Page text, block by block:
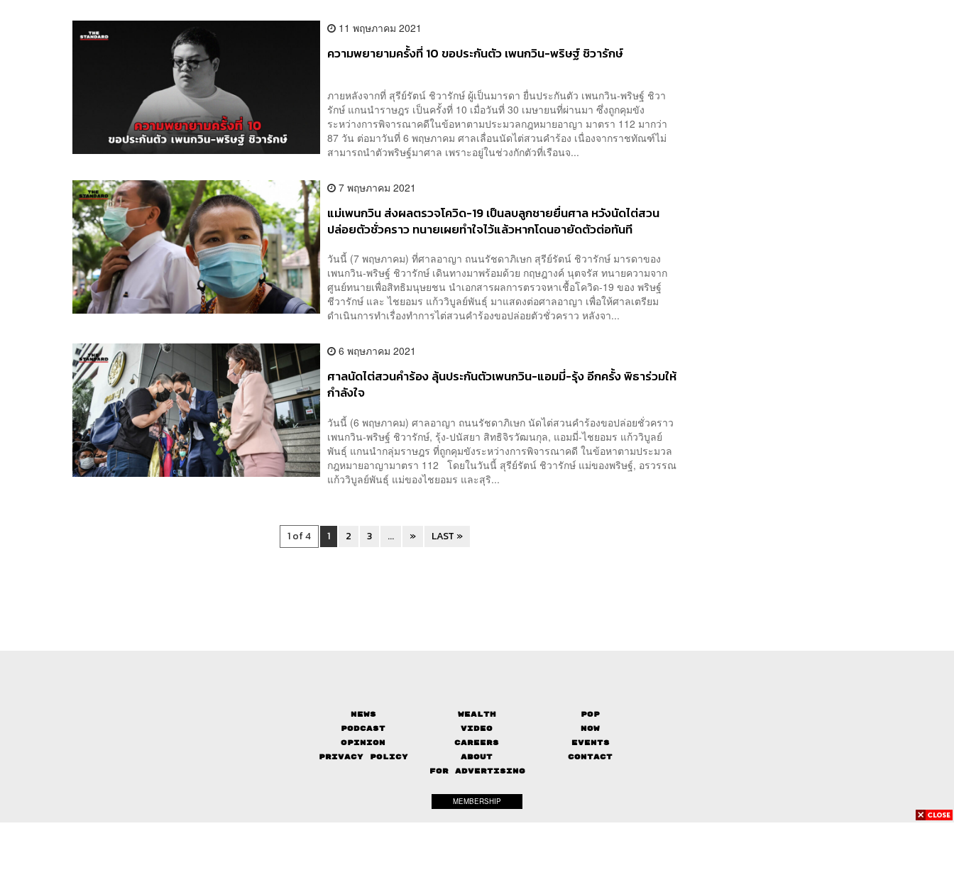
11 พฤษภาคม 2021
ความพยายามครั้งที่ 10 ขอประกันตัว เพนกวิน-พริษฐ์ ชิวารักษ์
ภายหลังจากที่ สุรีย์รัตน์ ชิวารักษ์ ผู้เป็นมารดา ยื่นประกันตัว เพนกวิน-พริษฐ์ ชิวา
รักษ์ แกนนำราษฎร เป็นครั้งที่ 10 เมื่อวันที่ 30 เมษายนที่ผ่านมา ซึ่งถูกคุมขัง
ระหว่างการพิจารณาคดีในข้อหาตามประมวลกฎหมายอาญา มาตรา 112 มากว่า
87 วัน ต่อมาวันที่ 6 พฤษภาคม ศาลเลื่อนนัดไต่สวนคำร้อง เนื่องจากราชทัณฑ์ไม่
สามารถนำตัวพริษฐ์มาศาล เพราะอยู่ในช่วงกักตัวที่เรือนจ...
7 พฤษภาคม 2021
แม่เพนกวิน ส่งผลตรวจโควิด-19 เป็นลบลูกชายยื่นศาล หวังนัดไต่สวน
ปล่อยตัวชั่วคราว ทนายเผยทำใจไว้แล้วหากโดนอายัดตัวต่อทันที
วันนี้ (7 พฤษภาคม) ที่ศาลอาญา ถนนรัชดาภิเษก สุรีย์รัตน์ ชิวารักษ์ มารดาของ
เพนกวิน-พริษฐ์ ชิวารักษ์ เดินทางมาพร้อมด้วย กฤษฎางค์ นุตจรัส ทนายความจาก
ศูนย์ทนายเพื่อสิทธิมนุษยชน นำเอกสารผลการตรวจหาเชื้อโควิด-19 ของ พริษฐ์
ชีวารักษ์ และ ไชยอมร แก้ววิบูลย์พันธ์ุ มาแสดงต่อศาลอาญา เพื่อให้ศาลเตรียม
ดำเนินการทำเรื่องทำการไต่สวนคำร้องขอปล่อยตัวชั่วคราว หลังจา...
6 พฤษภาคม 2021
ศาลนัดไต่สวนคำร้อง ลุ้นประกันตัวเพนกวิน-แอมมี่-รุ้ง อีกครั้ง พิธาร่วมให้
กำลังใจ
วันนี้ (6 พฤษภาคม) ศาลอาญา ถนนรัชดาภิเษก นัดไต่สวนคำร้องขอปล่อยชั่วคราว
เพนกวิน-พริษฐ์ ชิวารักษ์, รุ้ง-ปนัสยา สิทธิจิรวัฒนกุล, แอมมี่-ไชยอมร แก้ววิบูลย์
พันธุ์ แกนนำกลุ่มราษฎร ที่ถูกคุมขังระหว่างการพิจารณาคดี ในข้อหาตามประมวล
กฎหมายอาญามาตรา 112 โดยในวันนี้ สุรีย์รัตน์ ชิวารักษ์ แม่ของพริษฐ์, อรวรรณ
แก้ววิบูลย์พันธุ์ แม่ของไชยอมร และสุริ...
1 of 4 1 2 3 ... » LAST »
News Wealth
Pop
Podcast
Video
Now
Opinion
Careers
Events
Privacy Policy
About
Contact
FOR ADVERTISING
MEMBERSHIP